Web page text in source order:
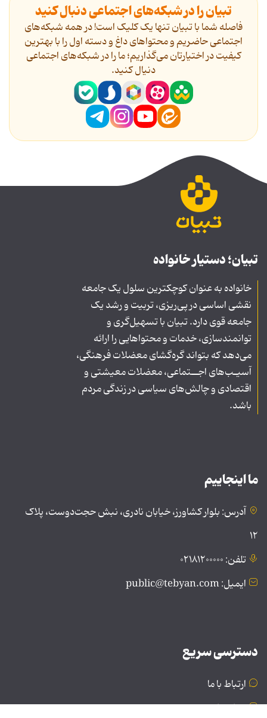
تبیان را در شبکه‌های اجتماعی دنبال کنید
فاصله شما با تبیان تنها یک کلیک است! در همه شبکه‌های
اجتماعی حاضریم و محتواهای داغ و دسته اول را با بهترین
کیفیت در اختیارتان می‌گذاریم؛ ما را در شبکه‌های اجتماعی
دنیال کنید.
تبیان؛ دستیار خانواده
خانواده به عنوان کوچکترین سلول یک جامعه
نقشی اساسی در پی‌ریزی، تربیت و رشد یک
جامعه قوی دارد. تبیان با تسهیل‌گری و
توانمندسازی، خدمات و محتواهایی را ارائه
می‌دهد که بتواند گره‌گشای معضلات فرهنگی،
آسیـب‌های اجــتماعی، معضلات معیشتی و
اقتصادی و چالش‌های سیاسی در زندگی مردم
باشد.
ما اینجاییم
آدرس: بلوار کشاورز، خیابان نادری، نبش حجت‌دوست، پلاک
۱۲
تلفن: ۰۲۱۸۱۲۰۰۰۰۰
ایمیل: public@tebyan.com
دسترسی سریع
ارتباط با ما
درباره ما